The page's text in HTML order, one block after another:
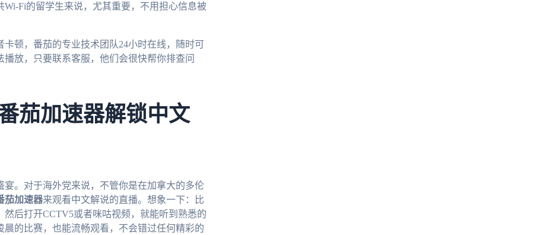
Fi的留学生来说，尤其重要，不用担心信息被
顿，番茄的专业技术团队24小时在线，随时可
放，只要联系客服，他们会很快帮你排查问
茄加速器解锁中文
。对于海外党来说，不管你是在加拿大的多伦
茄加速器来观看中文解说的直播。想象一下：比
然后打开CCTV5或者咪咕视频，就能听到熟悉的
的比赛，也能流畅观看，不会错过任何精彩的